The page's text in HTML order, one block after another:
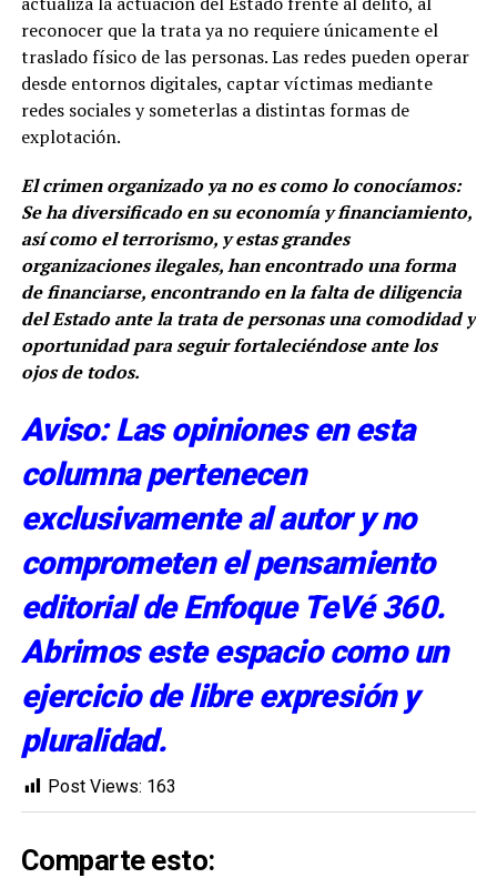
reconocer que la trata ya no requiere únicamente el
traslado físico de las personas. Las redes pueden operar
desde entornos digitales, captar víctimas mediante
redes sociales y someterlas a distintas formas de
explotación.
El crimen organizado ya no es como lo conocíamos:
Se ha diversificado en su economía y financiamiento,
así como el terrorismo, y estas grandes
organizaciones ilegales, han encontrado una forma
de financiarse, encontrando en la falta de diligencia
del Estado ante la trata de personas una comodidad y
oportunidad para seguir fortaleciéndose ante los
ojos de todos.
Aviso: Las opiniones en esta
columna pertenecen
exclusivamente al autor y no
comprometen el pensamiento
editorial de Enfoque TeVé 360.
Abrimos este espacio como un
ejercicio de libre expresión y
pluralidad.
Post Views: 163
Comparte esto: